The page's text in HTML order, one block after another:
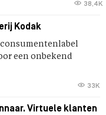
38,4K
Kodak
een onbekend
33K
Virtuele klanten